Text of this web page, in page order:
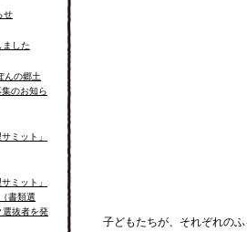
子どもたちが、それぞれの
せ
ました
んの郷土
のお知ら
ミット」
ミット」
書類選
選抜者を発